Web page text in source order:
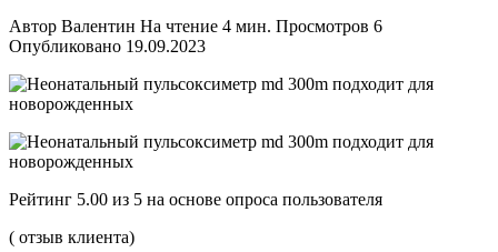
Автор Валентин На чтение 4 мин. Просмотров 6
Опубликовано 19.09.2023
Рейтинг 5.00 из 5 на основе опроса пользователя
( отзыв клиента)